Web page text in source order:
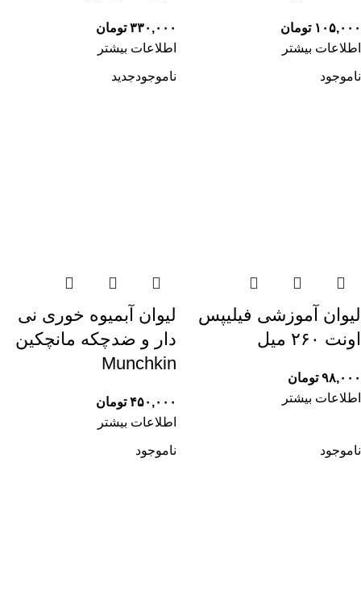
۱۰۵,۰۰۰ تومان
اطلاعات بیشتر
۳۳۰,۰۰۰ تومان
اطلاعات بیشتر
ناموجود
لیوان آموزشی فیلیپس
اونت ۲۶۰ میل
۹۸,۰۰۰ تومان
اطلاعات بیشتر
ناموجودجدید
لیوان آبمیوه خوری نی
دار و ضدچکه مانچکین
Munchkin
۴۵۰,۰۰۰ تومان
اطلاعات بیشتر
ناموجود ناموجود